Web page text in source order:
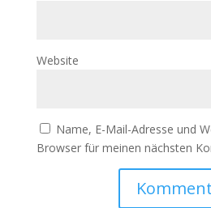
Website
Name, E-Mail-Adresse und
Browser für meinen nächsten